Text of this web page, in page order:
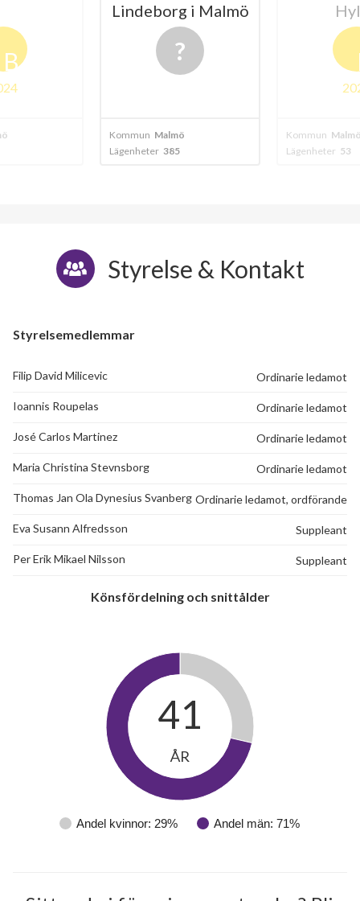
Hyllie
B
Kommun Malmö
Lägenheter 53
Kommun
Lägenheter 42
Styrelse & Kontakt
Styrelsemedlemmar
Filip David Milicevic Ordinarie ledamot
Ioannis Roupelas Ordinarie ledamot
José Carlos Martinez Ordinarie ledamot
Maria Christina Stevnsborg Ordinarie ledamot
Thomas Jan Ola Dynesius Svanberg Ordinarie ledamot, ordförande
Eva Susann Alfredsson Suppleant
Per Erik Mikael Nilsson Suppleant
Könsfördelning och snittålder
Andel kvinnor: 29% Andel män: 71%
41
ÅR